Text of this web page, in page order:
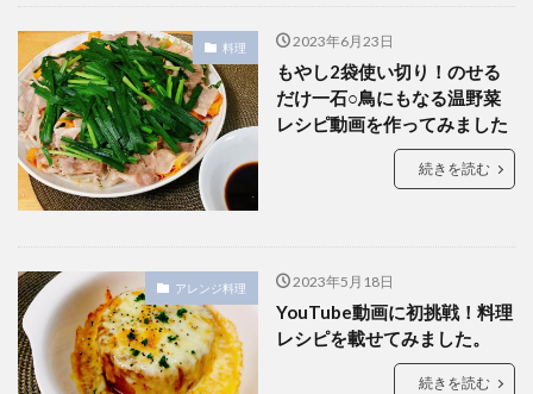
料理 2023年6月23日
もやし2袋使い切り！のせる
だけ一石○鳥にもなる温野菜
レシピ動画を作ってみました
続きを読む
アレンジ料理 2023年5月18日
YouTube動画に初挑戦！料理
レシピを載せてみました。
続きを読む